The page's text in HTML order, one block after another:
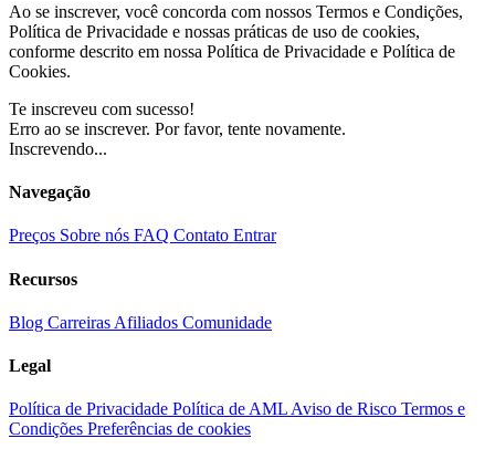
Ao se inscrever, você concorda com nossos Termos e Condições,
Política de Privacidade e nossas práticas de uso de cookies,
conforme descrito em nossa Política de Privacidade e Política de
Cookies.
Te inscreveu com sucesso!
Erro ao se inscrever. Por favor, tente novamente.
Inscrevendo...
Navegação
Preços Sobre nós FAQ Contato Entrar
Recursos
Blog Carreiras Afiliados Comunidade
Legal
Política de Privacidade Política de AMLAviso de Risco Termos e
Condições Preferências de cookies